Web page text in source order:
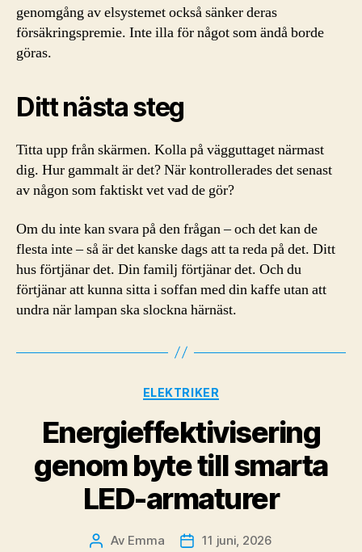
genomgång av elsystemet också sänker deras
försäkringspremie. Inte illa för något som ändå borde
göras.
Ditt nästa steg
Titta upp från skärmen. Kolla på vägguttaget närmast
dig. Hur gammalt är det? När kontrollerades det senast
av någon som faktiskt vet vad de gör?
Om du inte kan svara på den frågan – och det kan de
flesta inte – så är det kanske dags att ta reda på det. Ditt
hus förtjänar det. Din familj förtjänar det. Och du
förtjänar att kunna sitta i soffan med din kaffe utan att
undra när lampan ska slockna härnäst.
Kategorier
ELEKTRIKER
Energieffektivisering
genom byte till smarta
LED-armaturer
Inläggsförfattare
Av Emma Inläggsdatum
11 juni, 2026